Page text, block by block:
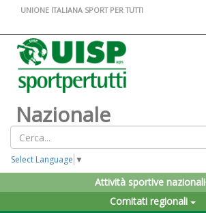
UNIONE ITALIANA SPORT PER TUTTI
Nazionale
Select Language ▼
Attività sportive nazionali
Comitati regionali